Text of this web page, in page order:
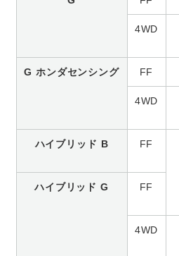
4WD
G ホンダセンシング FF
4WD
ハイブリッド B FF
ハイブリッド G FF
4WD